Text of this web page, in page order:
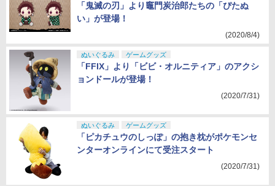
「鬼滅の刃」より竈門炭治郎たちの「ぴたぬ
い」が登場！
(2020/8/4)
ぬいぐるみ ゲームグッズ
「FFIX」より「ビビ・オルニティア」のアクシ
ョンドールが登場！
(2020/7/31)
ぬいぐるみ ゲームグッズ
「ピカチュウのしっぽ」の抱き枕がポケモンセ
ンターオンラインにて受注スタート
(2020/7/31)